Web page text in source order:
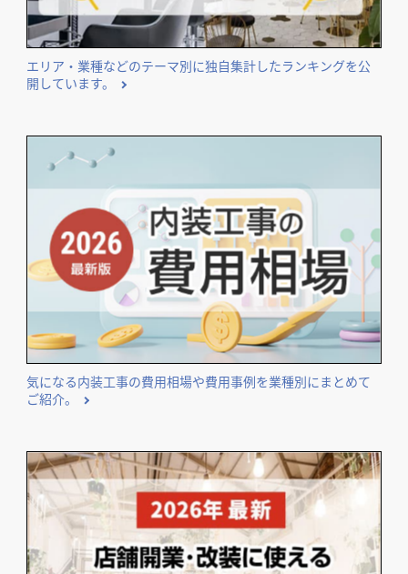
エリア・業種などのテーマ別に独自集計したランキングを公
開しています。
気になる内装工事の費用相場や費用事例を業種別にまとめて
ご紹介。